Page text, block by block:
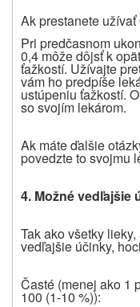
Ak prestanete
Pri predčasnom
0,4 môže dôjsť k
ťažkostí. Užívajte
vám ho predpíše
ustúpeniu ťažkostí.
so svojím lekárom.
Ak máte ďalšie
povedzte to svojmu
4. Možné vedľajšie
Tak ako všetky
vedľajšie účinky,
Časté (menej ako 1
100 (1-10 %)):